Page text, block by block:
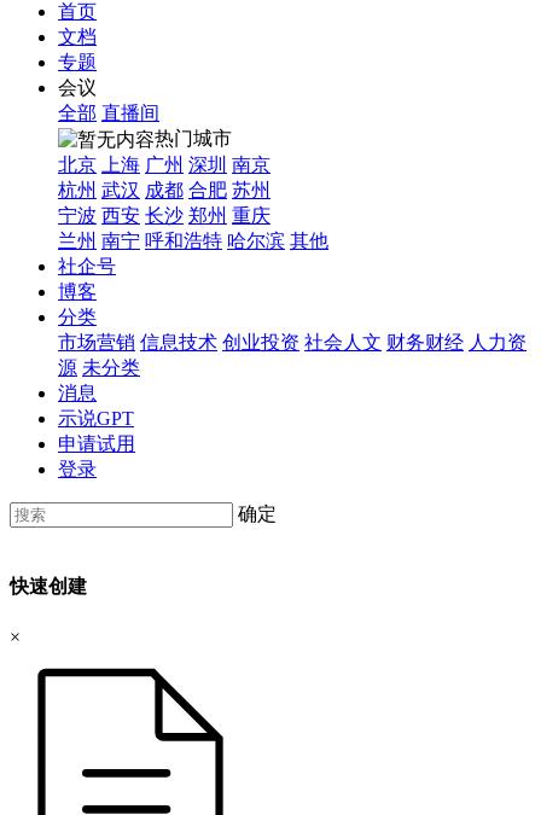
首页
文档
专题
会议
全部 直播间
热门城市
北京
上海 广州 深圳 南京
杭州 武汉 成都 合肥 苏州
宁波 西安 长沙 郑州 重庆
兰州 南宁 呼和浩特 哈尔滨 其他
社企号
博客
分类
市场营销 信息技术 创业投资 社会人文 财务财经 人力资
源 未分类
消息
示说GPT
申请试用
登录
确定
快速创建
×